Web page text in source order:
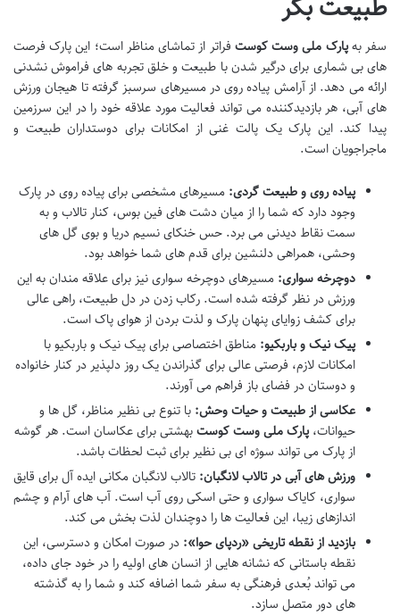
طبیعت بکر
سفر بهپارک ملی وست کوست فراتر از تماشای مناظر است؛ این پارک فرصت
های بی شماری برای درگیر شدن با طبیعت و خلق تجربه های فراموش نشدنی
ارائه می دهد. از آرامش پیاده روی در مسیرهای سرسبز گرفته تا هیجان ورزش
های آبی، هر بازدیدکننده می تواند فعالیت مورد علاقه خود را در این سرزمین
پیدا کند. این پارک یک پالت غنی از امکانات برای دوستداران طبیعت و
ماجراجویان است.
پیاده روی و طبیعت گردی: مسیرهای مشخصی برای پیاده روی در پارک
وجود دارد که شما را از میان دشت های فین بوس، کنار تالاب و به
سمت نقاط دیدنی می برد. حس خنکای نسیم دریا و بوی گل های
وحشی، همراهی دلنشین برای قدم های شما خواهد بود.
دوچرخه سواری: مسیرهای دوچرخه سواری نیز برای علاقه مندان به این
ورزش در نظر گرفته شده است. رکاب زدن در دل طبیعت، راهی عالی
برای کشف زوایای پنهان پارک و لذت بردن از هوای پاک است.
پیک نیک و باربکیو: مناطق اختصاصی برای پیک نیک و باربکیو با
امکانات لازم، فرصتی عالی برای گذراندن یک روز دلپذیر در کنار خانواده
و دوستان در فضای باز فراهم می آورند.
عکاسی از طبیعت و حیات وحش: با تنوع بی نظیر مناظر، گل ها و
حیوانات، پارک ملی وست کوستبهشتی برای عکاسان است. هر گوشه
از پارک می تواند سوژه ای بی نظیر برای ثبت لحظات باشد.
ورزش های آبی در تالاب لانگبان: تالاب لانگبان مکانی ایده آل برای قایق
سواری، کایاک سواری و حتی اسکی روی آب است. آب های آرام و چشم
اندازهای زیبا، این فعالیت ها را دوچندان لذت بخش می کند.
بازدید از نقطه تاریخی «ردپای حوا»: در صورت امکان و دسترسی، این
نقطه باستانی که نشانه هایی از انسان های اولیه را در خود جای داده،
می تواند بُعدی فرهنگی به سفر شما اضافه کند و شما را به گذشته
های دور متصل سازد.